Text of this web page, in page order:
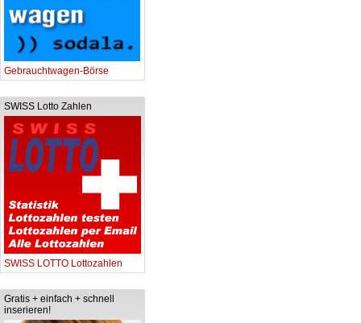
Gebrauchtwagen-Börse
SWISS Lotto Zahlen
SWISS LOTTO Lottozahlen
Gratis + einfach + schnell
inserieren!